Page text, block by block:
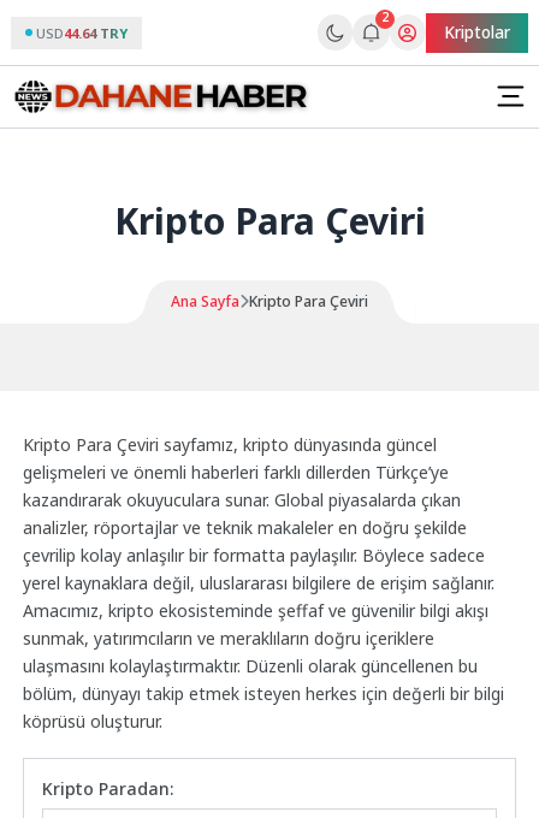
USD44.64 TRY
2
Kriptolar
Kripto Para Çeviri
Ana Sayfa Kripto Para Çeviri
Kripto Para Çeviri sayfamız, kripto dünyasında güncel
gelişmeleri ve önemli haberleri farklı dillerden Türkçe’ye
kazandırarak okuyuculara sunar. Global piyasalarda çıkan
analizler, röportajlar ve teknik makaleler en doğru şekilde
çevrilip kolay anlaşılır bir formatta paylaşılır. Böylece sadece
yerel kaynaklara değil, uluslararası bilgilere de erişim sağlanır.
Amacımız, kripto ekosisteminde şeffaf ve güvenilir bilgi akışı
sunmak, yatırımcıların ve meraklıların doğru içeriklere
ulaşmasını kolaylaştırmaktır. Düzenli olarak güncellenen bu
bölüm, dünyayı takip etmek isteyen herkes için değerli bir bilgi
köprüsü oluşturur.
Kripto Paradan: